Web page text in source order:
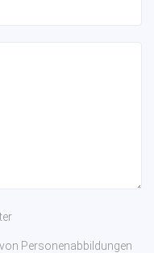
Personenabbildungen